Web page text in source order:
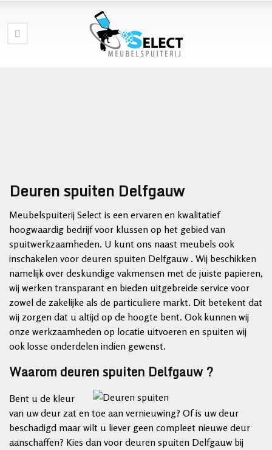
Deuren spuiten Delfgauw
Meubelspuiterij Select is een ervaren en kwalitatief
hoogwaardig bedrijf voor klussen op het gebied van
spuitwerkzaamheden. U kunt ons naast meubels ook
inschakelen voor deuren spuiten Delfgauw . Wij beschikken
namelijk over deskundige vakmensen met de juiste papieren,
wij werken transparant en bieden uitgebreide service voor
zowel de zakelijke als de particuliere markt. Dit betekent dat
wij zorgen dat u altijd op de hoogte bent. Ook kunnen wij
onze werkzaamheden op locatie uitvoeren en spuiten wij
ook losse onderdelen indien gewenst.
Waarom deuren spuiten Delfgauw ?
Bent u de kleur
van uw deur zat en toe aan vernieuwing? Of is uw deur
beschadigd maar wilt u liever geen compleet nieuwe deur
aanschaffen? Kies dan voor deuren spuiten Delfgauw bij